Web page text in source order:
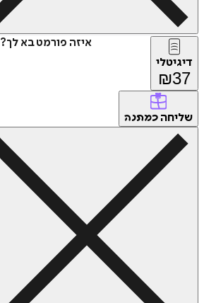
איזה פורמט בא לך?
דיגיטלי
₪37
שליחה כמתנה